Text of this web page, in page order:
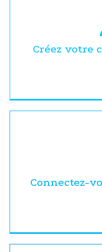
Créez votre
Connectez-